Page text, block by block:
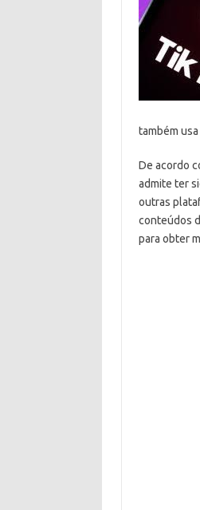
também
De acordo
admite ter
outras
conteúdos
para obter